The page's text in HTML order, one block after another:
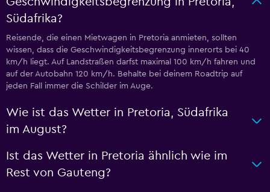
Südafrika?
Reisende, die einen Mietwagen in Pretoria anmieten, sollten
wissen, dass die Geschwindigkeitsbegrenzung innerorts bei 40
km/h liegt. Auf Landstraßen darfst maximal 100 km/h fahren und
auf der Autobahn 120 km/h. Behalte bei deinem Roadtrip auf
jeden Fall immer die Schilder im Auge.
Wie ist das Wetter in Pretoria, Südafrika
im August?
Ist das Wetter in Pretoria ähnlich wie im
Rest von Gauteng?